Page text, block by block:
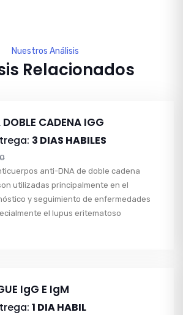
Nuestros Análisis
Relacionados
CADENA IGG
3 DIAS HABILES
anti-DNA de doble cadena
utilizadas principalmente en el
y seguimiento de enfermedades
el lupus eritematoso
IgG E IgM
1 DIA HABIL